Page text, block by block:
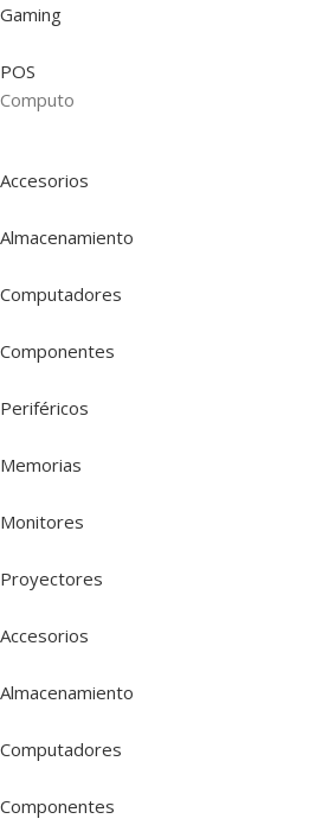
Gaming
POS
Computo
Accesorios
Almacenamiento
Computadores
Componentes
Periféricos
Memorias
Monitores
Proyectores
Accesorios
Almacenamiento
Computadores
Componentes